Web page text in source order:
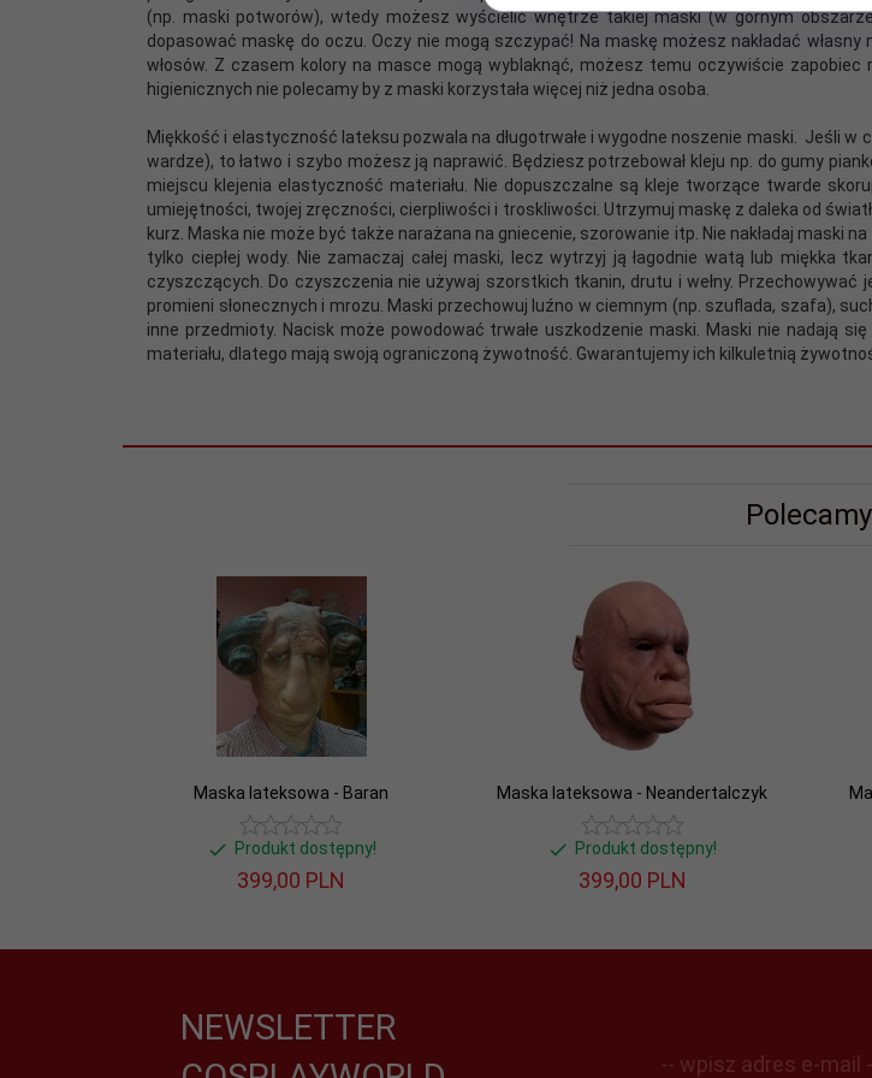
(np. maski potworów), wtedy możesz wyścielić wnętrze takiej maski (w górnym
dopasować maskę do oczu. Oczy nie mogą szczypać! Na maskę możesz nakładać
włosów. Z czasem kolory na masce mogą wyblaknąć, możesz temu oczywiście
higienicznych nie polecamy by z maski korzystała więcej niż jedna osoba.
Miękkość i elastyczność lateksu pozwala na długotrwałe i wygodne noszenie maski. Jeśli
wardze), to łatwo i szybo możesz ją naprawić. Będziesz potrzebował kleju np. do gumy
miejscu klejenia elastyczność materiału. Nie dopuszczalne są kleje tworzące twarde
umiejętności, twojej zręczności, cierpliwości i troskliwości. Utrzymuj maskę z daleka od
kurz. Maska nie może być także narażana na gniecenie, szorowanie itp. Nie nakładaj maski
tylko ciepłej wody. Nie zamaczaj całej maski, lecz wytrzyj ją łagodnie watą lub miękka
czyszczących. Do czyszczenia nie używaj szorstkich tkanin, drutu i wełny. Przechowywać
promieni słonecznych i mrozu. Maski przechowuj luźno w ciemnym (np. szuflada, szafa),
inne przedmioty. Nacisk może powodować trwałe uszkodzenie maski. Maski nie nadają
materiału, dlatego mają swoją ograniczoną żywotność. Gwarantujemy ich kilkuletnią
Polecamy
Maska lateksowa - Baran
Produkt dostępny!
399,00 PLN
Maska lateksowa - Neandertalczyk
Produkt dostępny!
399,00 PLN
NEWSLETTER
-- wpisz adres e-mail